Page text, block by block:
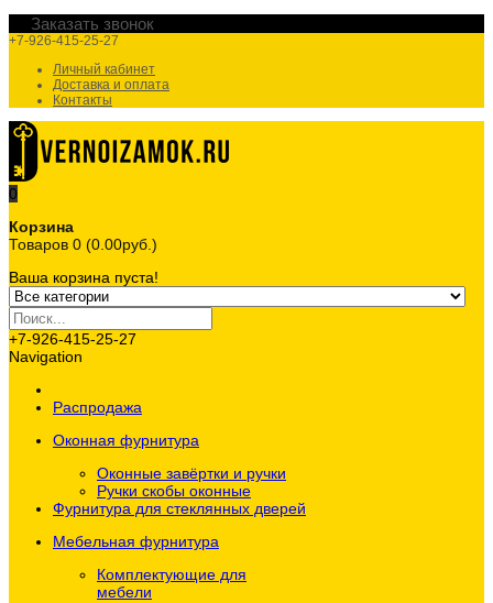
Заказать звонок
+7-926-415-25-27
Личный кабинет
Доставка и оплата
Контакты
0
Корзина
Товаров 0 (0.00руб.)
Ваша корзина пуста!
+7-926-415-25-27
Navigation
Распродажа
Оконная фурнитура
Оконные завёртки и ручки
Ручки скобы оконные
Фурнитура для стеклянных дверей
Мебельная фурнитура
Комплектующие для
мебели